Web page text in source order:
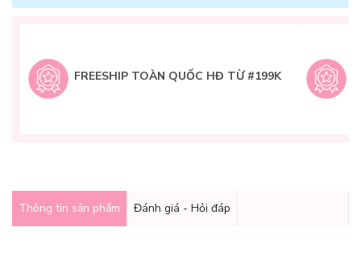
FREESHIP TOÀN QUỐC HĐ TỪ #199K
Thông tin sản phẩm Đánh giá - Hỏi đáp